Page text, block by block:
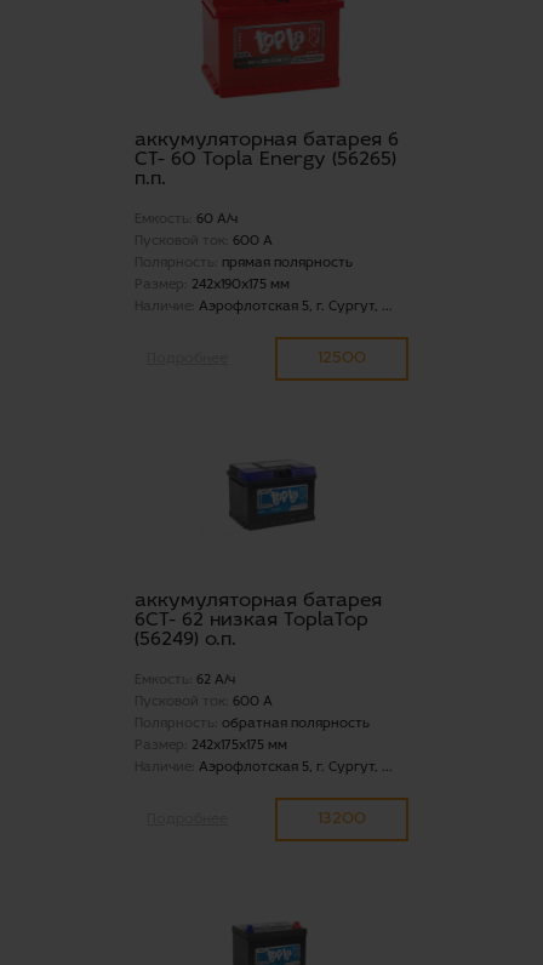
аккумуляторная батарея 6
СТ- 60 Topla Energy (56265)
п.п.
Емкость: 60 А/ч
Пусковой ток: 600 А
Полярность: прямая полярность
Размер: 242x190x175 мм
Наличие: Аэрофлотская 5, г. Сургут, ...
12500
аккумуляторная батарея
6СТ- 62 низкая ToplaTop
(56249) о.п.
Емкость: 62 А/ч
Пусковой ток: 600 А
Полярность: обратная полярность
Размер: 242x175x175 мм
Наличие: Аэрофлотская 5, г. Сургут, ...
13200